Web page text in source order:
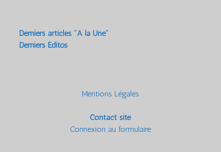
Derniers articles "A la Une"
Derniers Editos
Mentions Légales
Contact site
Connexion au formulaire